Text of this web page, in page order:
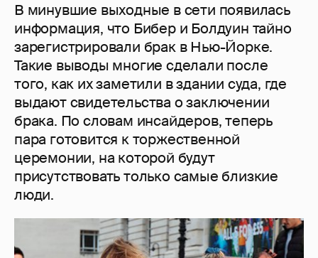
В минувшие выходные в сети появилась
информация, что Бибер и Болдуин тайно
зарегистрировали брак в Нью-Йорке.
Такие выводы многие сделали после
того, как их заметили в здании суда, где
выдают свидетельства о заключении
брака. По словам инсайдеров, теперь
пара готовится к торжественной
церемонии, на которой будут
присутствовать только самые близкие
люди.